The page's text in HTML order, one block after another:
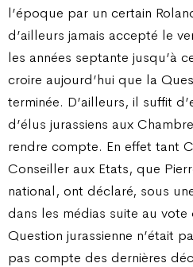
l’époque par un certain
d’ailleurs jamais accepté le
les années septante jusqu’à
croire aujourd’hui que la
terminée. D’ailleurs, il suffit
d’élus jurassiens aux
rendre compte. En effet tant
Conseiller aux Etats, que
national, ont déclaré, sous
dans les médias suite au
Question jurassienne n’était
pas compte des dernières